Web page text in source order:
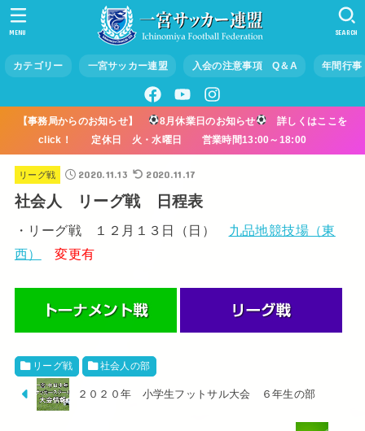
カテゴリー 一宮サッカー連盟 入会の注意事項 Q＆A 年間行事
SEARCH
MENU
【事務局からのお知らせ】 8月休業日のお知らせ
詳しくはここを
click！ 定休日 火・水曜日 営業時間13:00～18:00
リーグ戦 2020.11.13 2020.11.17
社会人 リーグ戦 日程表
・リーグ戦 １２月１３日（日） 九品地競技場（東
西）
変更有
リーグ戦 社会人の部
２０２０年 小学生フットサル大会 ６年生の部